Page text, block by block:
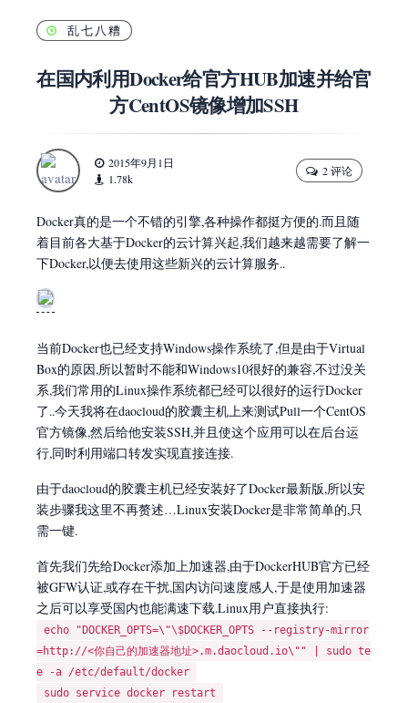
乱七八糟
在国内利用Docker给官方HUB加速并给官
方CentOS镜像增加SSH
2015年9月1日
1.78k
2 评论
Docker真的是一个不错的引擎,各种操作都挺方便的.而且随
着目前各大基于Docker的云计算兴起,我们越来越需要了解一
下Docker,以便去使用这些新兴的云计算服务..
当前Docker也已经支持Windows操作系统了,但是由于Virtual
Box的原因,所以暂时不能和Windows10很好的兼容,不过没关
系,我们常用的Linux操作系统都已经可以很好的运行Docker
了..今天我将在daocloud的胶囊主机上来测试Pull一个CentOS
官方镜像,然后给他安装SSH,并且使这个应用可以在后台运
行,同时利用端口转发实现直接连接.
由于daocloud的胶囊主机已经安装好了Docker最新版,所以安
装步骤我这里不再赘述…Linux安装Docker是非常简单的,只
需一键.
首先我们先给Docker添加上加速器,由于DockerHUB官方已经
被GFW认证,或存在干扰,国内访问速度感人,于是使用加速器
之后可以享受国内也能满速下载.Linux用户直接执行:
echo "DOCKER_OPTS=\"\$DOCKER_OPTS --registry-mirror
=http://<你自己的加速器地址>.m.daocloud.io\"" | sudo te
e -a /etc/default/docker
sudo service docker restart